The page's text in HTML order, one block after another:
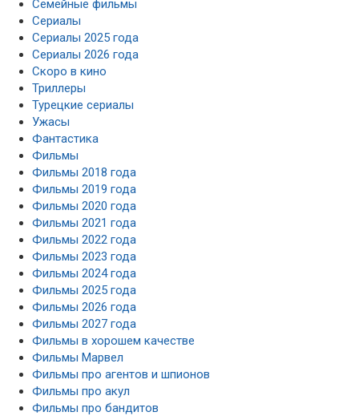
Семейные фильмы
Сериалы
Сериалы 2025 года
Сериалы 2026 года
Скоро в кино
Триллеры
Турецкие сериалы
Ужасы
Фантастика
Фильмы
Фильмы 2018 года
Фильмы 2019 года
Фильмы 2020 года
Фильмы 2021 года
Фильмы 2022 года
Фильмы 2023 года
Фильмы 2024 года
Фильмы 2025 года
Фильмы 2026 года
Фильмы 2027 года
Фильмы в хорошем качестве
Фильмы Марвел
Фильмы про агентов и шпионов
Фильмы про акул
Фильмы про бандитов